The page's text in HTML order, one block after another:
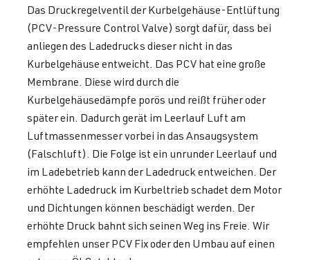
Das Druckregelventil der Kurbelgehäuse-Entlüftung
(PCV-Pressure Control Valve) sorgt dafür, dass bei
anliegen des Ladedrucks dieser nicht in das
Kurbelgehäuse entweicht. Das PCV hat eine große
Membrane. Diese wird durch die
Kurbelgehäusedämpfe porös und reißt früher oder
später ein. Dadurch gerät im Leerlauf Luft am
Luftmassenmesser vorbei in das Ansaugsystem
(Falschluft). Die Folge ist ein unrunder Leerlauf und
im Ladebetrieb kann der Ladedruck entweichen. Der
erhöhte Ladedruck im Kurbeltrieb schadet dem Motor
und Dichtungen können beschädigt werden. Der
erhöhte Druck bahnt sich seinen Weg ins Freie. Wir
empfehlen unser PCV Fix oder den Umbau auf einen